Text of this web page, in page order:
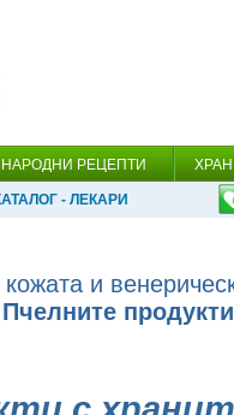
НАРОДНИ РЕЦЕПТИ
- ЛЕКАРИ
кожата и
Пчелните